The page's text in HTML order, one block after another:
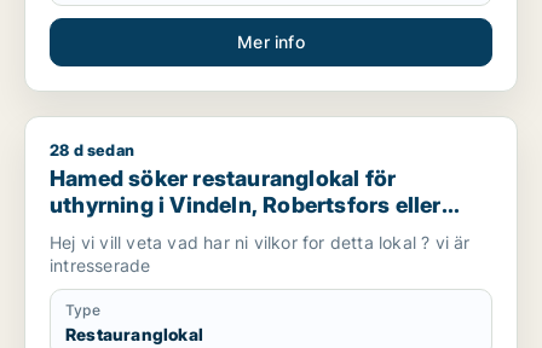
Mer info
Hamed söker restauranglokal för uthyrning i Vindeln,
28 d sedan
Hamed söker restauranglokal för
uthyrning i Vindeln, Robertsfors eller
Norsjö m.fl.
Hej vi vill veta vad har ni vilkor for detta lokal ? vi är
intresserade
Type
Restauranglokal